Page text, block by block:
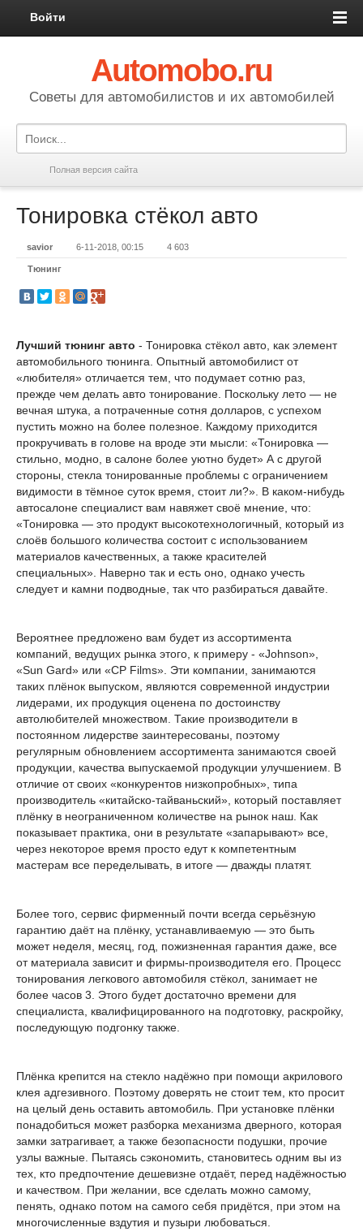
Войти
Automobo.ru
Cоветы для автомобилистов и их автомобилей
Полная версия сайта
Тонировка стёкол авто
savior 6-11-2018, 00:15 4 603
Тюнинг
Лучший тюнинг авто - Тонировка стёкол авто, как элемент
автомобильного тюнинга. Опытный автомобилист от
«любителя» отличается тем, что подумает сотню раз,
прежде чем делать авто тонирование. Поскольку лето — не
вечная штука, а потраченные сотня долларов, с успехом
пустить можно на более полезное. Каждому приходится
прокручивать в голове на вроде эти мысли: «Тонировка —
стильно, модно, в салоне более уютно будет» А с другой
стороны, стекла тонированные проблемы с ограничением
видимости в тёмное суток время, стоит ли?». В каком-нибудь
автосалоне специалист вам навяжет своё мнение, что:
«Тонировка — это продукт высокотехнологичный, который из
слоёв большого количества состоит с использованием
материалов качественных, а также красителей
специальных». Наверно так и есть оно, однако учесть
следует и камни подводные, так что разбираться давайте.
Вероятнее предложено вам будет из ассортимента
компаний, ведущих рынка этого, к примеру - «Johnson»,
«Sun Gard» или «CP Films». Эти компании, занимаются
таких плёнок выпуском, являются современной индустрии
лидерами, их продукция оценена по достоинству
автолюбителей множеством. Такие производители в
постоянном лидерстве заинтересованы, поэтому
регулярным обновлением ассортимента занимаются своей
продукции, качества выпускаемой продукции улучшением. В
отличие от своих «конкурентов низкопробных», типа
производитель «китайско-тайваньский», который поставляет
плёнку в неограниченном количестве на рынок наш. Как
показывает практика, они в результате «запарывают» все,
через некоторое время просто едут к компетентным
мастерам все переделывать, в итоге — дважды платят.
Более того, сервис фирменный почти всегда серьёзную
гарантию даёт на плёнку, устанавливаемую — это быть
может неделя, месяц, год, пожизненная гарантия даже, все
от материала зависит и фирмы-производителя его. Процесс
тонирования легкового автомобиля стёкол, занимает не
более часов 3. Этого будет достаточно времени для
специалиста, квалифицированного на подготовку, раскройку,
последующую подгонку также.
Плёнка крепится на стекло надёжно при помощи акрилового
клея адгезивного. Поэтому доверять не стоит тем, кто просит
на целый день оставить автомобиль. При установке плёнки
понадобиться может разборка механизма дверного, которая
замки затрагивает, а также безопасности подушки, прочие
узлы важные. Пытаясь сэкономить, становитесь одним вы из
тех, кто предпочтение дешевизне отдаёт, перед надёжностью
и качеством. При желании, все сделать можно самому,
пенять, однако потом на самого себя придётся, при этом на
многочисленные вздутия и пузыри любоваться.